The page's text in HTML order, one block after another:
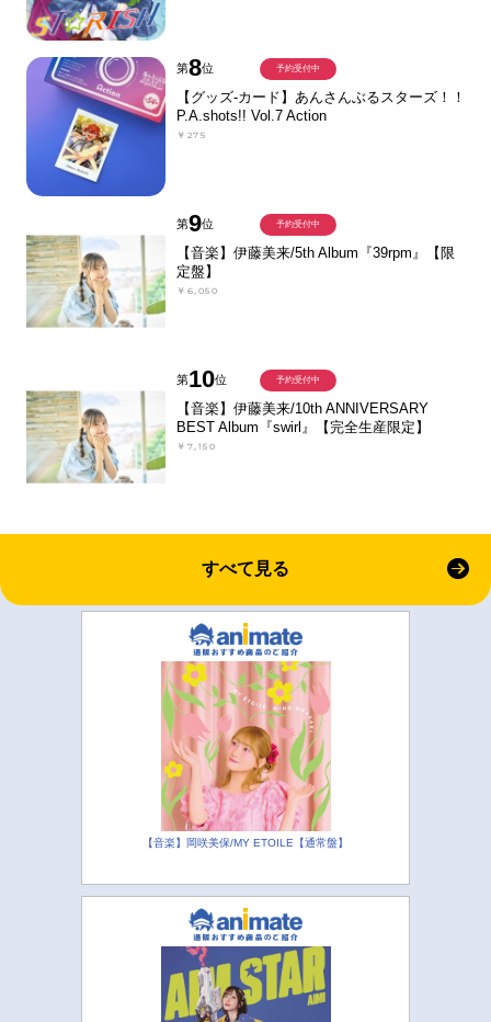
第8位
【グッズ-カード】あんさんぶるスターズ！！
P.A.shots!! Vol.7 Action
￥275
予約受付中
第9位
【音楽】伊藤美来/5th Album『39rpm』【限
定盤】
￥6,050
予約受付中
第10位
【音楽】伊藤美来/10th ANNIVERSARY
BEST Album『swirl』【完全生産限定】
￥7,150
予約受付中
すべて見る
【音楽】岡咲美保/MY ETOILE【通常盤】